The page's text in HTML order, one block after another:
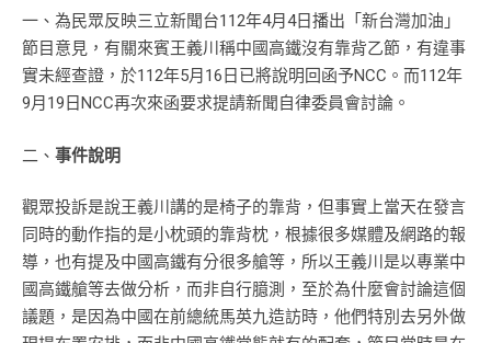
一、為民眾反映三立新聞台112年4月4日播出「新台灣加油」
節目意見，有關來賓王義川稱中國高鐵沒有靠背乙節，有違事
實未經查證，於112年5月16日已將說明回函予NCC。而112年
9月19日NCC再次來函要求提請新聞自律委員會討論。
二、 事件說明
觀眾投訴是說王義川講的是椅子的靠背，但事實上當天在發言
同時的動作指的是小枕頭的靠背枕，根據很多媒體及網路的報
導，也有提及中國高鐵有分很多艙等，所以王義川是以專業中
國高鐵艙等去做分析，而非自行臆測，至於為什麼會討論這個
議題，是因為中國在前總統馬英九造訪時，他們特別去另外做